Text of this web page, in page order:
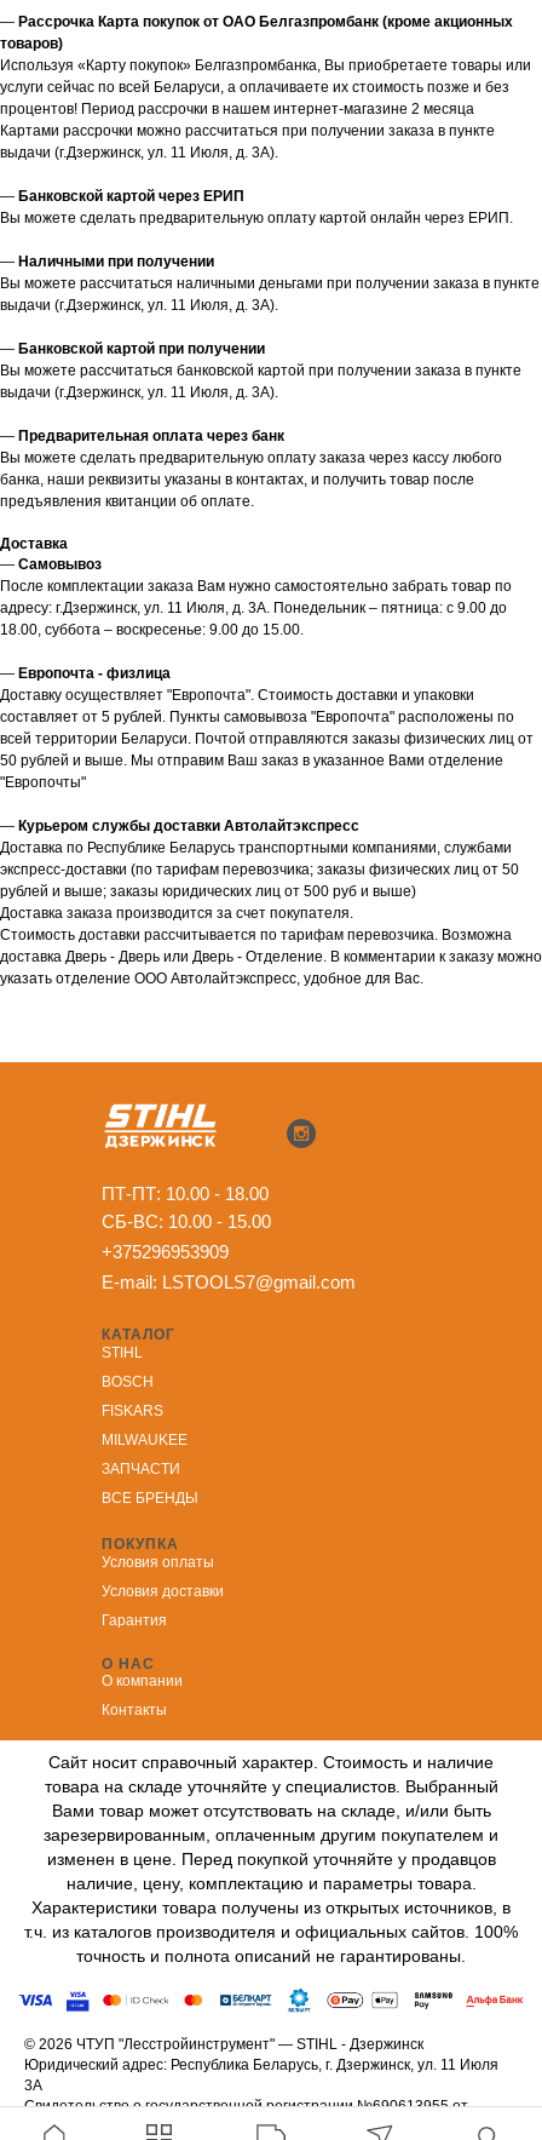
— Рассрочка Карта покупок от ОАО Белгазпромбанк (кроме акционных
товаров)
Используя «Карту покупок» Белгазпромбанка, Вы приобретаете товары или
услуги сейчас по всей Беларуси, а оплачиваете их стоимость позже и без
процентов! Период рассрочки в нашем интернет-магазине 2 месяца
Картами рассрочки можно рассчитаться при получении заказа в пункте
выдачи (г.Дзержинск, ул. 11 Июля, д. 3А).
— Банковской картой через ЕРИП
Вы можете сделать предварительную оплату картой онлайн через ЕРИП.
— Наличными при получении
Вы можете рассчитаться наличными деньгами при получении заказа в пункте
выдачи (г.Дзержинск, ул. 11 Июля, д. 3А).
— Банковской картой при получении
Вы можете рассчитаться банковской картой при получении заказа в пункте
выдачи (г.Дзержинск, ул. 11 Июля, д. 3А).
— Предварительная оплата через банк
Вы можете сделать предварительную оплату заказа через кассу любого
банка, наши реквизиты указаны в контактах, и получить товар после
предъявления квитанции об оплате.
Доставка
— Самовывоз
После комплектации заказа Вам нужно самостоятельно забрать товар по
адресу: г.Дзержинск, ул. 11 Июля, д. 3А. Понедельник – пятница: с 9.00 до
18.00, суббота – воскресенье: 9.00 до 15.00.
— Европочта - физлица
Доставку осуществляет "Европочта". Стоимость доставки и упаковки
составляет от 5 рублей. Пункты самовывоза "Европочта" расположены по
всей территории Беларуси. Почтой отправляются заказы физических лиц от
50 рублей и выше. Мы отправим Ваш заказ в указанное Вами отделение
"Европочты"
— Курьером службы доставки Автолайтэкспресс
Доставка по Республике Беларусь транспортными компаниями, службами
экспресс-доставки (по тарифам перевозчика; заказы физических лиц от 50
рублей и выше; заказы юридических лиц от 500 руб и выше)
Доставка заказа производится за счет покупателя.
Стоимость доставки рассчитывается по тарифам перевозчика. Возможна
доставка Дверь - Дверь или Дверь - Отделение. В комментарии к заказу можно
указать отделение ООО Автолайтэкспресс, удобное для Вас.
КАТАЛОГ
STIHL
BOSCH
FISKARS
MILWAUKEE
ЗАПЧАСТИ
ВСЕ БРЕНДЫ
ПОКУПКА
Условия оплаты
Условия доставки
Гарантия
О НАС
О компании
Контакты
ПТ-ПТ: 10.00 - 18.00
СБ-ВС: 10.00 - 15.00
+375296953909
E-mail: LSTOOLS7@gmail.com
Сайт носит справочный характер. Стоимость и наличие
товара на складе уточняйте у специалистов. Выбранный
Вами товар может отсутствовать на складе, и/или быть
зарезервированным, оплаченным другим покупателем и
изменен в цене. Перед покупкой уточняйте у продавцов
наличие, цену, комплектацию и параметры товара.
Характеристики товара получены из открытых источников, в
т.ч. из каталогов производителя и официальных сайтов. 100%
точность и полнота описаний не гарантированы.
© 2026 ЧТУП "Лесстройинструмент" — STIHL - Дзержинск
Юридический адрес: Республика Беларусь, г. Дзержинск, ул. 11 Июля
3А
Свидетельство о государственной регистрации №690613955 от
15.11.2007 выдано Минским облисполкомом.